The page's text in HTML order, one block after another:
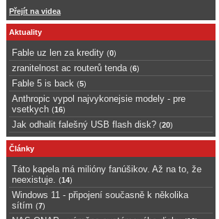
Přejít na videa
Aktuality
Fable uz len za kredity (0)
zranitelnost ac routerů tenda (6)
Fable 5 is back (5)
Anthropic vypol najvykonejsie modely - pre
vsetkych (16)
Jak odhalit falešný USB flash disk? (20)
Články
Táto kapela má milióny fanúšikov. Až na to, že
neexistuje.
(14)
Windows 11 - připojení současně k několika
sítím (7)